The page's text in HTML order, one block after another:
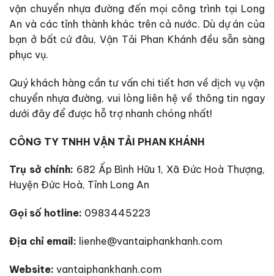
vận chuyển nhựa đường đến mọi công trình tại Long
An và các tỉnh thành khác trên cả nước. Dù dự án của
bạn ở bất cứ đâu, Vận Tải Phan Khánh đều sẵn sàng
phục vụ.
Quý khách hàng cần tư vấn chi tiết hơn về dịch vụ vận
chuyển nhựa đường, vui lòng liên hệ về thông tin ngay
dưới đây để được hỗ trợ nhanh chóng nhất!
CÔNG TY TNHH VẬN TẢI PHAN KHÁNH
Trụ sở chính: 682 Ấp Bình Hữu 1, Xã Đức Hoà Thượng,
Huyện Đức Hoà, Tỉnh Long An
Gọi số hotline: 0983445223
Địa chỉ email: lienhe@vantaiphankhanh.com
Website: vantaiphankhanh.com